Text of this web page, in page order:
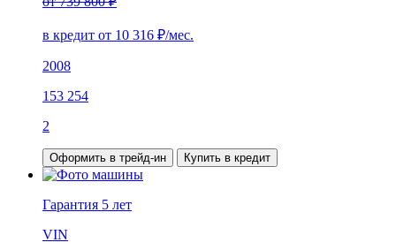
в кредит от 10 316 ₽/мес.
2008
153 254
2
Оформить в трейд-ин Купить в кредит
Гарантия 5 лет
VIN